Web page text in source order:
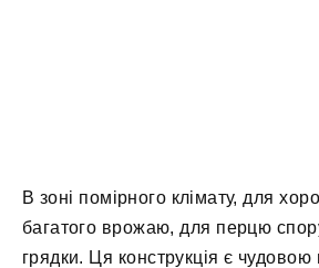
В зоні помірного клімату, для
багатого врожаю, для перцю
грядки. Ця конструкція є